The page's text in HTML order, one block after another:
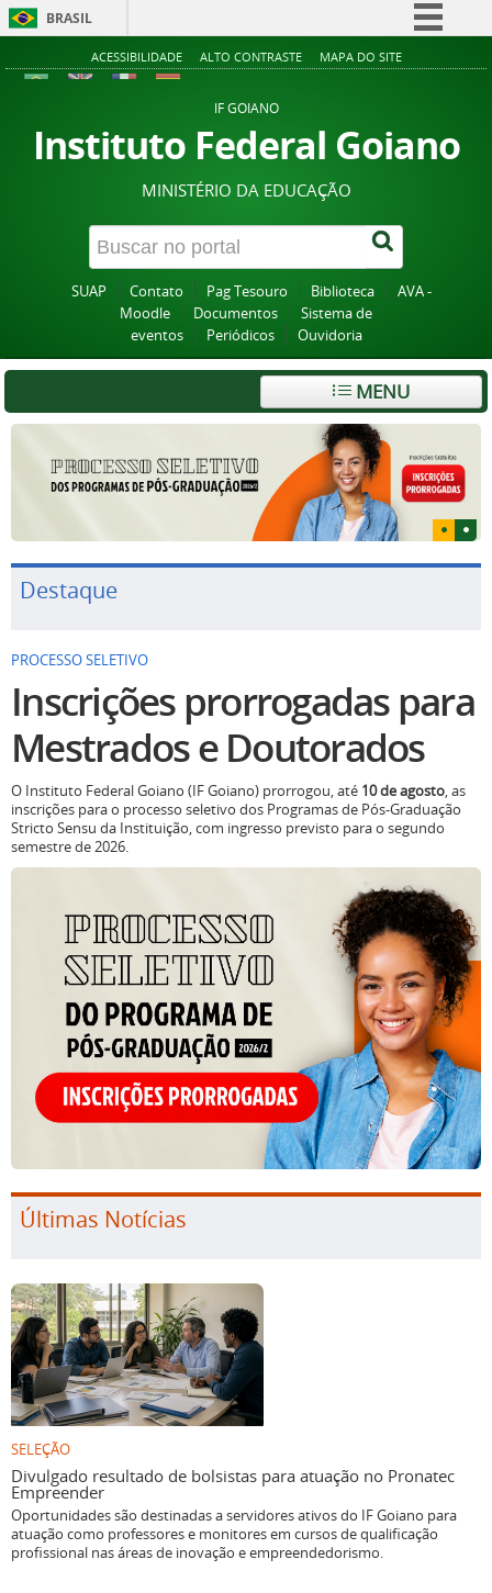
BRASIL
Simplifique!
Acesso à informação
Legislação
Canais
ACESSIBILIDADE ALTO CONTRASTE MAPA DO SITE
IF GOIANO
Instituto Federal Goiano
MINISTÉRIO DA EDUCAÇÃO
SUAP Contato Pag Tesouro Biblioteca
AVA -
Moodle
Documentos
Sistema de
eventos
Periódicos Ouvidoria
MENU
Destaque
PROCESSO SELETIVO
Inscrições prorrogadas para
Mestrados e Doutorados
O Instituto Federal Goiano (IF Goiano) prorrogou, até 10 de agosto, as
inscrições para o processo seletivo dos Programas de Pós-Graduação
Stricto Sensu da Instituição, com ingresso previsto para o segundo
semestre de 2026.
Últimas Notícias
SELEÇÃO
Divulgado resultado de bolsistas para atuação no Pronatec
Empreender
Oportunidades são destinadas a servidores ativos do IF Goiano para
atuação como professores e monitores em cursos de qualificação
profissional nas áreas de inovação e empreendedorismo.